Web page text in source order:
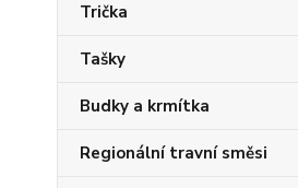
Trička
Tašky
Budky a krmítka
Regionální travní směsi